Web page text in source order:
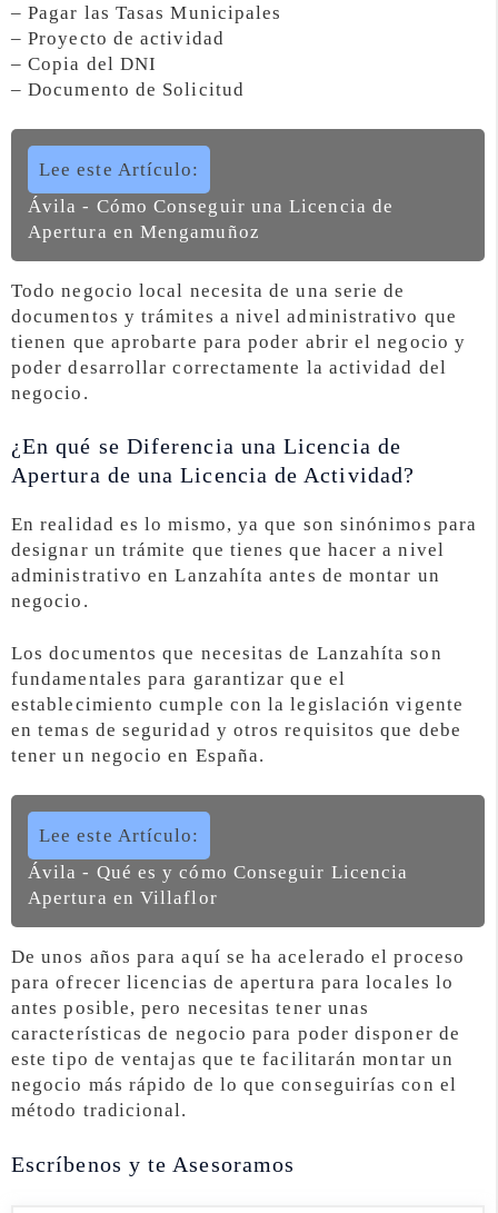
– Pagar las Tasas Municipales
– Proyecto de actividad
– Copia del DNI
– Documento de Solicitud
Lee este Artículo:
Ávila - Cómo Conseguir una Licencia de
Apertura en Mengamuñoz
Todo negocio local necesita de una serie de
documentos y trámites a nivel administrativo que
tienen que aprobarte para poder abrir el negocio y
poder desarrollar correctamente la actividad del
negocio.
¿En qué se Diferencia una Licencia de
Apertura de una Licencia de Actividad?
En realidad es lo mismo, ya que son sinónimos para
designar un trámite que tienes que hacer a nivel
administrativo en Lanzahíta antes de montar un
negocio.
Los documentos que necesitas de Lanzahíta son
fundamentales para garantizar que el
establecimiento cumple con la legislación vigente
en temas de seguridad y otros requisitos que debe
tener un negocio en España.
Lee este Artículo:
Ávila - Qué es y cómo Conseguir Licencia
Apertura en Villaflor
De unos años para aquí se ha acelerado el proceso
para ofrecer licencias de apertura para locales lo
antes posible, pero necesitas tener unas
características de negocio para poder disponer de
este tipo de ventajas que te facilitarán montar un
negocio más rápido de lo que conseguirías con el
método tradicional.
Escríbenos y te Asesoramos